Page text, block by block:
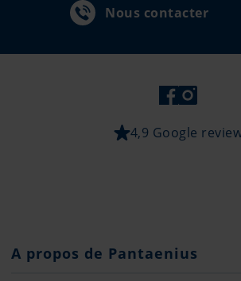
Nous contacter
4,9 Google
A propos de Pantaenius